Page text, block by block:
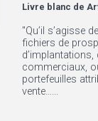
Livre blanc de
"Qu’il s’agisse
fichiers de
d’implantations,
commerciaux,
portefeuilles
vente…...